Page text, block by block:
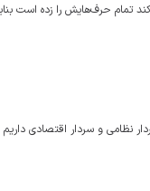
زمانی که برای شخصیت حضرت علی‌اصغر(ع) شاعران 3-4 سال اثر تولید می‌کند تمام حرف‌هایش را زده
نظامی و سردار اقتصادی داریم